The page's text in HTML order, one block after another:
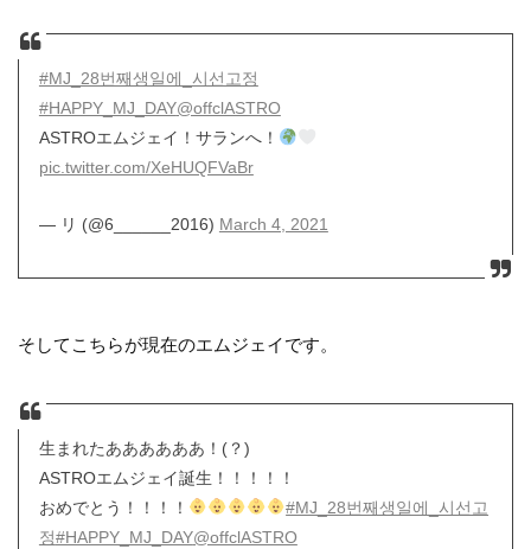
#MJ_28번째생일에_시선고정
#HAPPY_MJ_DAY@offclASTRO
ASTROエムジェイ！サランへ！
pic.twitter.com/XeHUQFVaBr
— リ (@6______2016) March 4, 2021
そしてこちらが現在のエムジェイです。
生まれたああああああ！(？)
ASTROエムジェイ誕生！！！！！
おめでとう！！！！
#MJ_28번째생일에_시선고
정#HAPPY_MJ_DAY@offclASTRO